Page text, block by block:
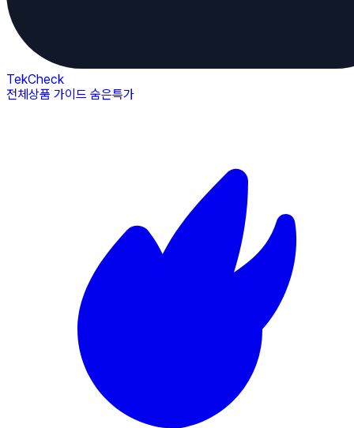
TekCheck
전체상품 가이드 숨은특가